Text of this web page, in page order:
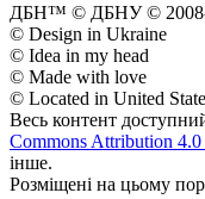
ДБН™ © ДБНУ ©
© Design in Ukraine
© Idea in my head
© Made with love
© Located in United
Весь контент
Commons Attribution
інше.
Розміщені на цьому